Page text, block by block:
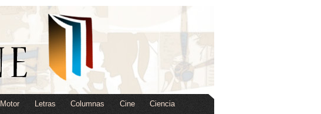
Letras Columnas Cine Ciencia